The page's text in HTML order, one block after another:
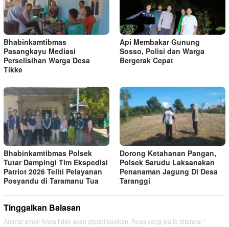
Bhabinkamtibmas
Pasangkayu Mediasi
Perselisihan Warga Desa
Tikke
Api Membakar Gunung
Sosso, Polisi dan Warga
Bergerak Cepat
Bhabinkamtibmas Polsek
Tutar Dampingi Tim Ekspedisi
Patriot 2026 Teliti Pelayanan
Posyandu di Taramanu Tua
Dorong Ketahanan Pangan,
Polsek Sarudu Laksanakan
Penanaman Jagung Di Desa
Taranggi
Tinggalkan Balasan
Alamat email Anda tidak akan dipublikasikan. Ruas yang wajib ditandai *